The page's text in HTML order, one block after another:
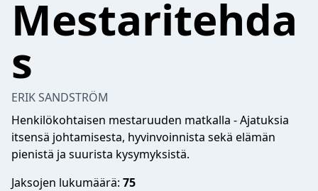
Mestaritehda
s
ERIK SANDSTRÖM
Henkilökohtaisen mestaruuden matkalla - Ajatuksia
itsensä johtamisesta, hyvinvoinnista sekä elämän
pienistä ja suurista kysymyksistä.
Jaksojen lukumäärä: 75